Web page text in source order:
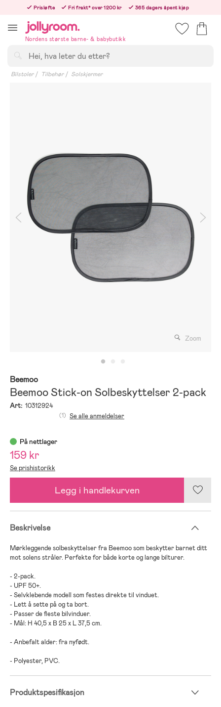
innehållet
Prisløfte Fri frakt* over 1200 kr
365 dagers åpent kjøp
Nordens største barne- & babybutikk
Bilstoler Tilbehør Solskjermer
Zoom
Beemoo
Beemoo Stick-on Solbeskyttelser 2-pack
Art: 10312924
(1) Se alle anmeldelser
På nettlager
159 kr
Se prishistorikk
Legg i handlekurven
Beskrivelse
Mørkleggende solbeskyttelser fra Beemoo som beskytter barnet ditt
mot solens stråler. Perfekte for både korte og lange bilturer.
- 2-pack.
- UPF 50+.
- Selvklebende modell som festes direkte til vinduet.
- Lett å sette på og ta bort.
- Passer de fleste bilvinduer.
- Mål: H 40,5 x B 25 x L 37,5 cm.
- Anbefalt alder: fra nyfødt.
- Polyester, PVC.
Produktspesifikasjon